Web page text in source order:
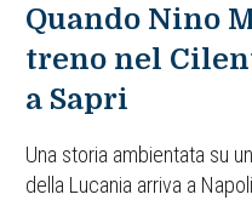
Quando Nino
treno nel
a Sapri
Una storia ambientata su
della Lucania arriva a